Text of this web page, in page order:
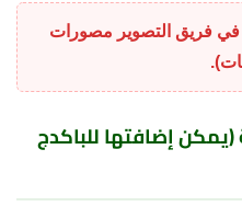
في فريق التصوير مصورات
إضافتها للباكدج